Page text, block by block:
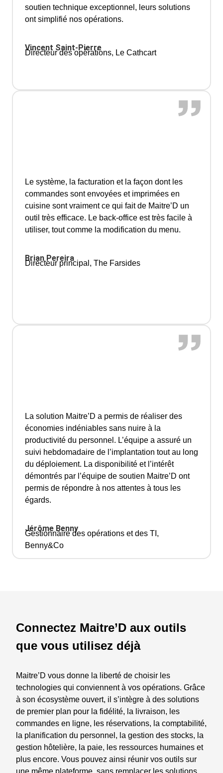
soutien technique exceptionnel, leurs solutions
ont simplifié nos opérations.
Vincent Saint-Pierre
Directeur des opérations, Le Cathcart
Le système, la facturation et la façon dont les
commandes sont envoyées et imprimées en
cuisine sont vraiment ce qui fait de Maitre’D un
outil très efficace. Le back-office est très facile à
utiliser, tout comme la modification du menu.
Brian Pereira
Directeur principal, The Farsides
La solution Maitre’D a permis de réaliser des
économies indéniables sans nuire à la
productivité du personnel. L’équipe a assuré un
suivi hebdomadaire de l’implantation tout au long
du déploiement. La disponibilité et l’intérêt
démontrés par l’équipe de soutien Maitre’D ont
permis de répondre à nos attentes à tous les
égards.
Jérôme Benny
Gestionnaire des opérations et des TI,
Benny&Co
Connectez Maitre’D aux outils
que vous utilisez déjà
Maitre’D vous donne la liberté de choisir les
technologies qui conviennent à vos opérations. Grâce
à son écosystème ouvert, il s’intègre à des solutions
de premier plan pour la fidélité, la livraison, les
commandes en ligne, les réservations, la comptabilité,
la planification du personnel, la gestion des stocks, la
gestion hôtelière, la paie, les ressources humaines et
plus encore. Vous pouvez ainsi réunir vos outils sur